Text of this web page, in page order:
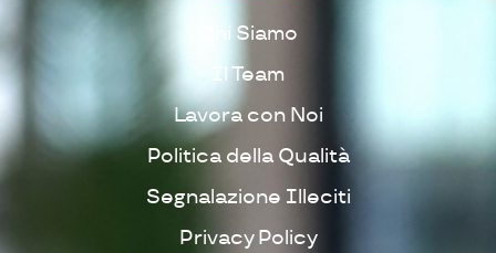
Chi Siamo
Il Team
Lavora con Noi
Politica della Qualità
Segnalazione Illeciti
Privacy Policy